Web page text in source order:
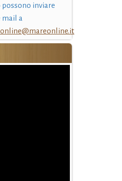
possono inviare
mail a